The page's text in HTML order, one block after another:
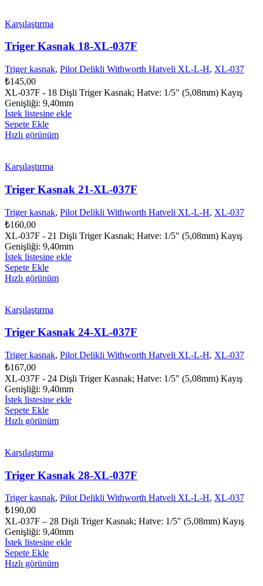
Karşılaştırma
Triger Kasnak 18-XL-037F
Triger kasnak, Pilot Delikli Withworth Hatveli XL-L-H, XL-037
₺145,00
XL-037F - 18 Dişli Triger Kasnak; Hatve: 1/5" (5,08mm) Kayış
Genişliği: 9,40mm
İstek listesine ekle
Sepete Ekle
Hızlı görünüm
Karşılaştırma
Triger Kasnak 21-XL-037F
Triger kasnak, Pilot Delikli Withworth Hatveli XL-L-H, XL-037
₺160,00
XL-037F - 21 Dişli Triger Kasnak; Hatve: 1/5" (5,08mm) Kayış
Genişliği: 9,40mm
İstek listesine ekle
Sepete Ekle
Hızlı görünüm
Karşılaştırma
Triger Kasnak 24-XL-037F
Triger kasnak, Pilot Delikli Withworth Hatveli XL-L-H, XL-037
₺167,00
XL-037F - 24 Dişli Triger Kasnak; Hatve: 1/5" (5,08mm) Kayış
Genişliği: 9,40mm
İstek listesine ekle
Sepete Ekle
Hızlı görünüm
Karşılaştırma
Triger Kasnak 28-XL-037F
Triger kasnak, Pilot Delikli Withworth Hatveli XL-L-H, XL-037
₺190,00
XL-037F – 28 Dişli Triger Kasnak; Hatve: 1/5″ (5,08mm) Kayış
Genişliği: 9,40mm
İstek listesine ekle
Sepete Ekle
Hızlı görünüm